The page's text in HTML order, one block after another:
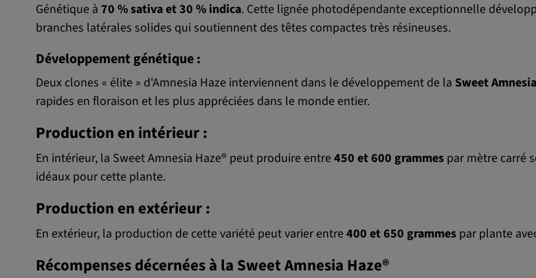
Génétique à 70 % sativa et 30 % indica. Cette lignée photodépendante exceptionnelle
branches latérales solides qui soutiennent des têtes compactes très résineuses.
Développement génétique :
Deux clones « élite » d'Amnesia Haze interviennent dans le développement de la Sweet
rapides en floraison et les plus appréciées dans le monde entier.
Production en intérieur :
En intérieur, la Sweet Amnesia Haze® peut produire entre450 et 600 grammes par mètre carré
idéaux pour cette plante.
Production en extérieur :
En extérieur, la production de cette variété peut varier entre400 et 650 grammes par plante
Récompenses décernées à la Sweet Amnesia Haze®